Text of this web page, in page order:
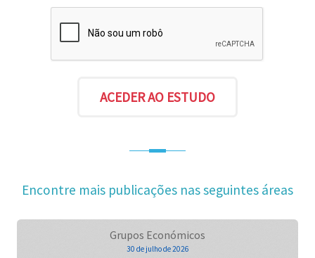
Encontre mais publicações nas seguintes áreas
Grupos Económicos
30 de julho de 2026